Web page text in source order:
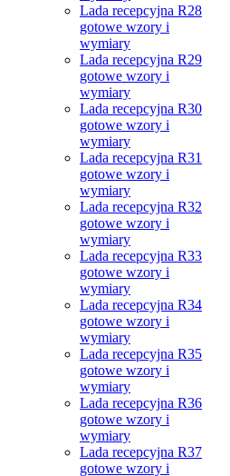
Lada recepcyjna R28
gotowe wzory i
wymiary
Lada recepcyjna R29
gotowe wzory i
wymiary
Lada recepcyjna R30
gotowe wzory i
wymiary
Lada recepcyjna R31
gotowe wzory i
wymiary
Lada recepcyjna R32
gotowe wzory i
wymiary
Lada recepcyjna R33
gotowe wzory i
wymiary
Lada recepcyjna R34
gotowe wzory i
wymiary
Lada recepcyjna R35
gotowe wzory i
wymiary
Lada recepcyjna R36
gotowe wzory i
wymiary
Lada recepcyjna R37
gotowe wzory i